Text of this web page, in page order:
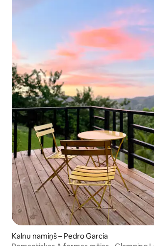
Kalnu namiņš – Pedro García